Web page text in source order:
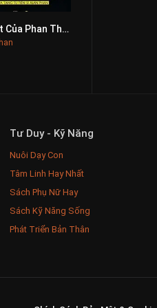
0Bí Mật Của Phan Thiên Ân
Tư Duy - Kỹ Năng
Nuôi Dạy Con
Tâm Linh Hay Nhất
Sách Phụ Nữ Hay
Sách Kỹ Năng Sống
Phát Triển Bản Thân